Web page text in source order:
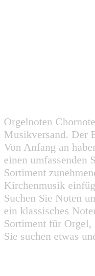
Orgelnoten
Musikversand. Der
Von Anfang an
einen umfassenden
Sortiment
Kirchenmusik
Suchen Sie Noten
ein klassisches
Sortiment für
Sie suchen etwas